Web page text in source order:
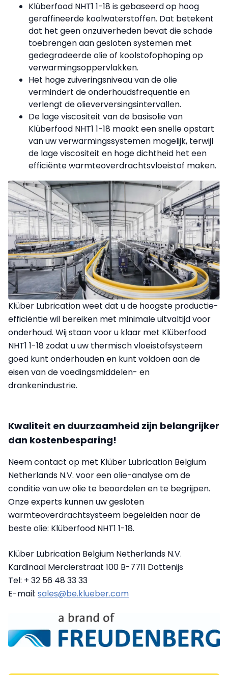
Klüberfood NHT1 1-18 is gebaseerd op hoog
geraffineerde koolwaterstoffen. Dat betekent
dat het geen onzuiverheden bevat die schade
toebrengen aan gesloten systemen met
gedegradeerde olie of koolstofophoping op
verwarmingsoppervlakken.
Het hoge zuiveringsniveau van de olie
vermindert de onderhoudsfrequentie en
verlengt de olieverversingsintervallen.
De lage viscositeit van de basisolie van
Klüberfood NHT1 1-18 maakt een snelle opstart
van uw verwarmingssystemen mogelijk, terwijl
de lage viscositeit en hoge dichtheid het een
efficiënte warmteoverdrachtsvloeistof maken.
Klüber Lubrication weet dat u de hoogste productie-
efficiëntie wil bereiken met minimale uitvaltijd voor
onderhoud. Wij staan voor u klaar met Klüberfood
NHT1 1-18 zodat u uw thermisch vloeistofsysteem
goed kunt onderhouden en kunt voldoen aan de
eisen van de voedingsmiddelen- en
drankenindustrie.
Kwaliteit en duurzaamheid zijn belangrijker
dan kostenbesparing!
Neem contact op met Klüber Lubrication Belgium
Netherlands N.V. voor een olie-analyse om de
conditie van uw olie te beoordelen en te begrijpen.
Onze experts kunnen uw gesloten
warmteoverdrachtsysteem begeleiden naar de
beste olie: Klüberfood NHT1 1-18.
Klüber Lubrication Belgium Netherlands N.V.
Kardinaal Mercierstraat 100 B-7711 Dottenijs
Tel: + 32 56 48 33 33
E-mail: sales@be.klueber.com